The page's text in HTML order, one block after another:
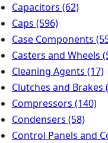
Capacitors (62)
Caps (596)
Case Components
Casters and Wheels
Cleaning Agents (17)
Clutches and Brakes
Compressors (140)
Condensers (58)
Control Panels and